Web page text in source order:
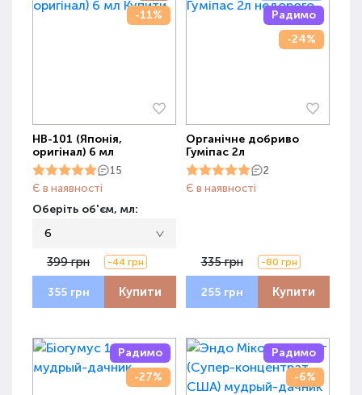
-11%
НВ-101 (Японія,
оригінал) 6 мл
15
Є в наявності
Оберіть об'єм, мл:
6
399 грн -44 грн
355 грн Купити
Радимо
-24%
Органічне добриво
Гуміпас 2л
2
Є в наявності
335 грн -80 грн
255 грн Купити
Радимо
-27%
Радимо
-6%